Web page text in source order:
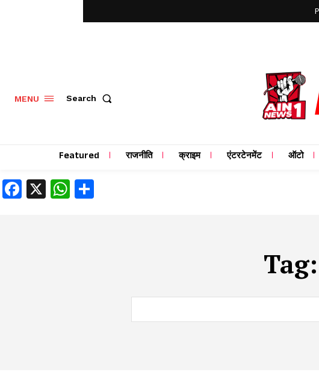
MENU Search
Featured राजनीति क्राइम एंटरटेनमेंट ऑटो
Facebook
X WhatsApp
Tag: